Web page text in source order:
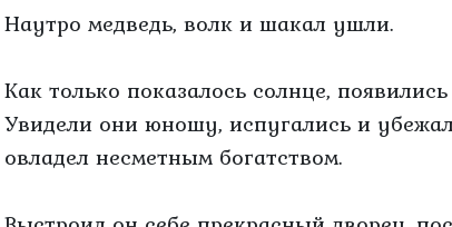
Наутро медведь, волк и шакал ушли.
Как только показалось солнце,
Увидели они юношу, испугались и
овладел несметным богатством.